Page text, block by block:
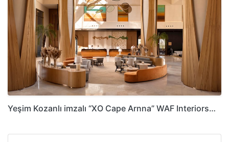
Yeşim Kozanlı imzalı “XO Cape Arnna” WAF Interiors…